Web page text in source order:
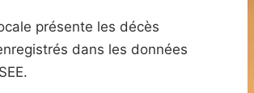
présente les décès
dans les données